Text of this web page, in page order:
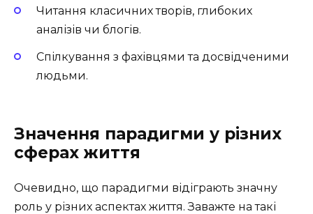
Читання класичних творів, глибоких
аналізів чи блогів.
Спілкування з фахівцями та досвідченими
людьми.
Значення парадигми у різних
сферах життя
Очевидно, що парадигми відіграють значну
роль у різних аспектах життя. Заважте на такі